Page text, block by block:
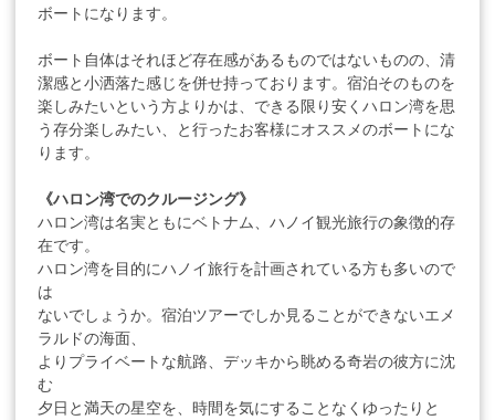
ボートになります。
ボート自体はそれほど存在感があるものではないものの、清
潔感と小洒落た感じを併せ持っております。宿泊そのものを
楽しみたいという方よりかは、できる限り安くハロン湾を思
う存分楽しみたい、と行ったお客様にオススメのボートにな
ります。
《ハロン湾でのクルージング》
ハロン湾は名実ともにベトナム、ハノイ観光旅行の象徴的存
在です。
ハロン湾を目的にハノイ旅行を計画されている方も多いので
は
ないでしょうか。宿泊ツアーでしか見ることができないエメ
ラルドの海面、
よりプライベートな航路、デッキから眺める奇岩の彼方に沈
む
夕日と満天の星空を、時間を気にすることなくゆったりと